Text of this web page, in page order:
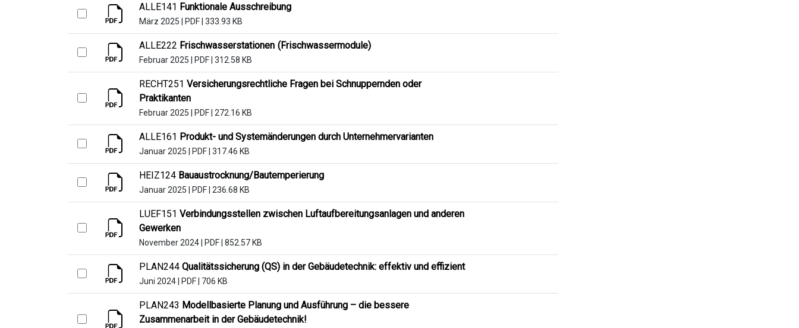
ALLE141 Funktionale Ausschreibung
März 2025 PDF 333.93 KB
ALLE222 Frischwasserstationen (Frischwassermodule)
Februar 2025 PDF 312.58 KB
RECHT251 Versicherungsrechtliche Fragen bei Schnuppernden oder
Praktikanten
Februar 2025 PDF 272.16 KB
ALLE161 Produkt- und Systemänderungen durch Unternehmervarianten
Januar 2025 PDF 317.46 KB
HEIZ124 Bauaustrocknung/Bautemperierung
Januar 2025 PDF 236.68 KB
LUEF151 Verbindungsstellen zwischen Luftaufbereitungsanlagen und anderen
Gewerken
November 2024 PDF 852.57 KB
PLAN244 Qualitätssicherung (QS) in der Gebäudetechnik: effektiv und effizient
Juni 2024 PDF 706 KB
PLAN243 Modellbasierte Planung und Ausführung – die bessere
Zusammenarbeit in der Gebäudetechnik!